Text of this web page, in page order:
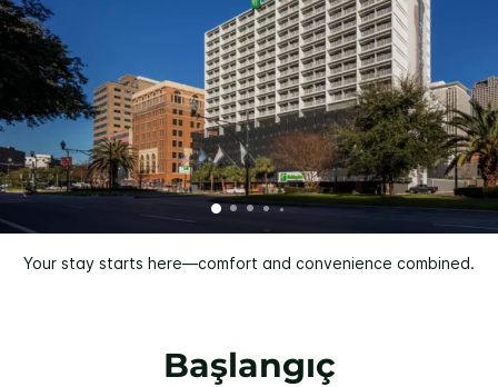
Your stay starts here—comfort and convenience combined.
Başlangıç